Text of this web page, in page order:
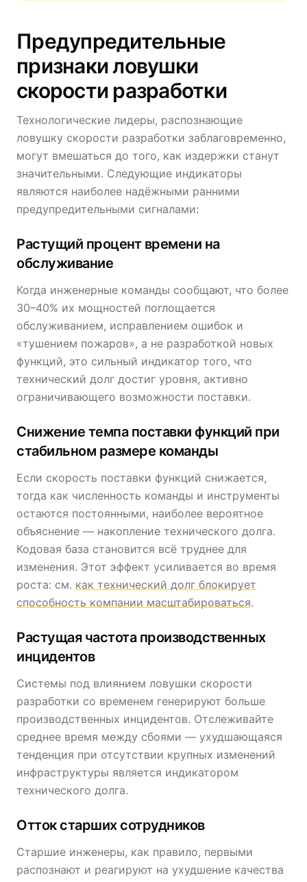
Предупредительные
признаки ловушки
скорости разработки
Технологические лидеры, распознающие
ловушку скорости разработки заблаговременно,
могут вмешаться до того, как издержки станут
значительными. Следующие индикаторы
являются наиболее надёжными ранними
предупредительными сигналами:
Растущий процент времени на
обслуживание
Когда инженерные команды сообщают, что более
30–40% их мощностей поглощается
обслуживанием, исправлением ошибок и
«тушением пожаров», а не разработкой новых
функций, это сильный индикатор того, что
технический долг достиг уровня, активно
ограничивающего возможности поставки.
Снижение темпа поставки функций при
стабильном размере команды
Если скорость поставки функций снижается,
тогда как численность команды и инструменты
остаются постоянными, наиболее вероятное
объяснение — накопление технического долга.
Кодовая база становится всё труднее для
изменения. Этот эффект усиливается во время
роста: см. как технический долг блокирует
способность компании масштабироваться.
Растущая частота производственных
инцидентов
Системы под влиянием ловушки скорости
разработки со временем генерируют больше
производственных инцидентов. Отслеживайте
среднее время между сбоями — ухудшающаяся
тенденция при отсутствии крупных изменений
инфраструктуры является индикатором
технического долга.
Отток старших сотрудников
Старшие инженеры, как правило, первыми
распознают и реагируют на ухудшение качества